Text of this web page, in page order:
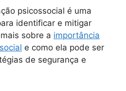
psicossocial é uma
identificar e mitigar
sobre a importância
e como ela pode ser
de segurança e